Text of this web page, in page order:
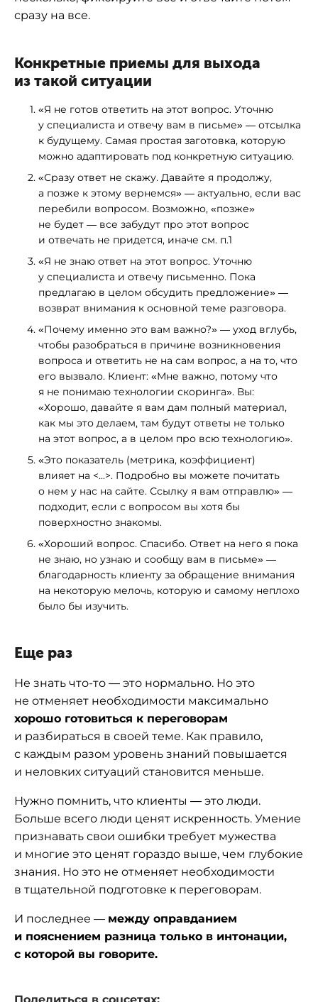
сразу на все.
Конкретные приемы для выхода
из такой ситуации
«Я не готов ответить на этот вопрос. Уточню
у специалиста и отвечу вам в письме» — отсылка
к будущему. Самая простая заготовка, которую
можно адаптировать под конкретную ситуацию.
«Сразу ответ не скажу. Давайте я продолжу,
а позже к этому вернемся» — актуально, если вас
перебили вопросом. Возможно, «позже»
не будет — все забудут про этот вопрос
и отвечать не придется, иначе см. п.1
«Я не знаю ответ на этот вопрос. Уточню
у специалиста и отвечу письменно. Пока
предлагаю в целом обсудить предложение» —
возврат внимания к основной теме разговора.
«Почему именно это вам важно?» — уход вглубь,
чтобы разобраться в причине возникновения
вопроса и ответить не на сам вопрос, а на то, что
его вызвало. Клиент: «Мне важно, потому что
я не понимаю технологии скоринга». Вы:
«Хорошо, давайте я вам дам полный материал,
как мы это делаем, там будут ответы не только
на этот вопрос, а в целом про всю технологию».
«Это показатель (метрика, коэффициент)
влияет на <...>. Подробно вы можете почитать
о нем у нас на сайте. Ссылку я вам отправлю» —
подходит, если с вопросом вы хотя бы
поверхностно знакомы.
«Хороший вопрос. Спасибо. Ответ на него я пока
не знаю, но узнаю и сообщу вам в письме» —
благодарность клиенту за обращение внимания
на некоторую мелочь, которую и самому неплохо
было бы изучить.
Еще раз
Не знать что-то — это нормально. Но это
не отменяет необходимости максимально
хорошо готовиться к переговорам
и разбираться в своей теме. Как правило,
с каждым разом уровень знаний повышается
и неловких ситуаций становится меньше.
Нужно помнить, что клиенты — это люди.
Больше всего люди ценят искренность. Умение
признавать свои ошибки требует мужества
и многие это ценят гораздо выше, чем глубокие
знания. Но это не отменяет необходимости
в тщательной подготовке к переговорам.
И последнее — между оправданием
и пояснением разница только в интонации,
с которой вы говорите.